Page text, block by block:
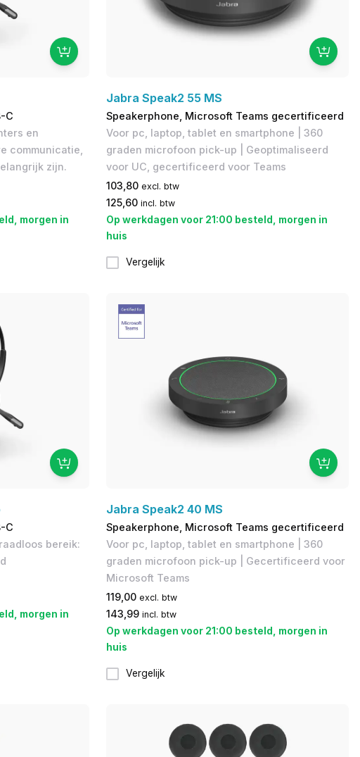
C
en
communicatie,
zijn.
morgen in
Jabra Speak2 55 MS
Speakerphone, Microsoft Teams gecertificeerd
Voor pc, laptop, tablet en smartphone | 360
graden microfoon pick-up | Geoptimaliseerd
voor UC, gecertificeerd voor Teams
103,80 excl. btw
125,60 incl. btw
Op werkdagen voor 21:00 besteld, morgen in
huis
Vergelijk
C
bereik:
morgen in
Jabra Speak2 40 MS
Speakerphone, Microsoft Teams gecertificeerd
Voor pc, laptop, tablet en smartphone | 360
graden microfoon pick-up | Gecertificeerd voor
Microsoft Teams
119,00 excl. btw
143,99 incl. btw
Op werkdagen voor 21:00 besteld, morgen in
huis
Vergelijk